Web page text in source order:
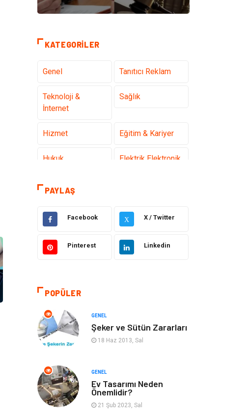
KATEGORILER
Genel Tanıtıcı Reklam
Teknoloji &
İnternet
Sağlık
Hizmet Eğitim & Kariyer
Hukuk Elektrik Elektronik
Güzellik & Bakım
Gayrimenkul
Anne & Çocuk Müzik
Yazılım
Tatil Genel Kültür
PAYLAŞ
Facebook X X / Twitter
Pinterest Linkedin
POPÜLER
GENEL
Şeker ve Sütün Zararları
18 Haz 2013, Sal
GENEL
Ev Tasarımı Neden
Önemlidir?
21 Şub 2023, Sal